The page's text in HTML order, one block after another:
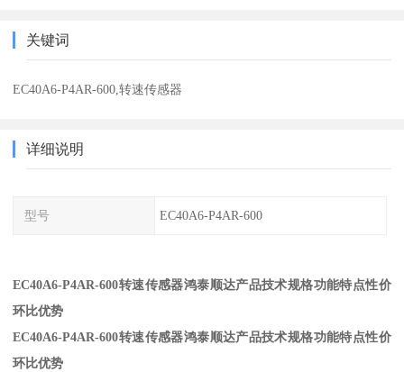
关键词
EC40A6-P4AR-600,转速传感器
详细说明
型号 EC40A6-P4AR-600
EC40A6-P4AR-600转速传感器鸿泰顺达产品技术规格功能特点性价
环比优势
EC40A6-P4AR-600转速传感器鸿泰顺达产品技术规格功能特点性价
环比优势